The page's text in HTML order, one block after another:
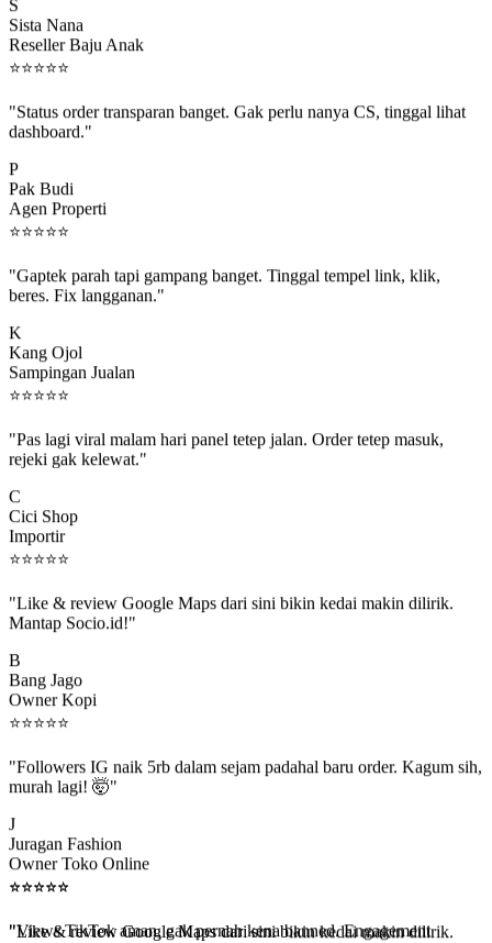
Sista Nana
Reseller Baju Anak
⭐⭐⭐⭐⭐
dashboard."
Pak Budi
Agen Properti
⭐⭐⭐⭐⭐
beres. Fix langganan."
Kang Ojol
Sampingan Jualan
⭐⭐⭐⭐⭐
rejeki gak kelewat."
Cici Shop
Importir
⭐⭐⭐⭐⭐
Mantap Socio.id!"
Bang Jago
Owner Kopi
⭐⭐⭐⭐ ⭐
murah lagi! 🤯"
Juragan Fashion
Owner Toko Online
⭐⭐⭐⭐ ⭐
beneran naik, algoritma suka."